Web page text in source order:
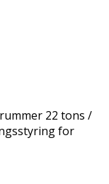
22 tons /
for